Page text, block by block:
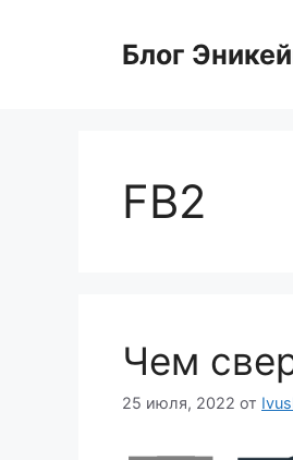
содержимомуБлог
FB2
Чем
25 июля, 2022 от